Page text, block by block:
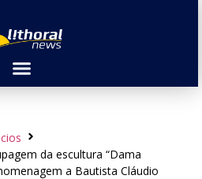
da escultura “Dama
a Bautista Cláudio